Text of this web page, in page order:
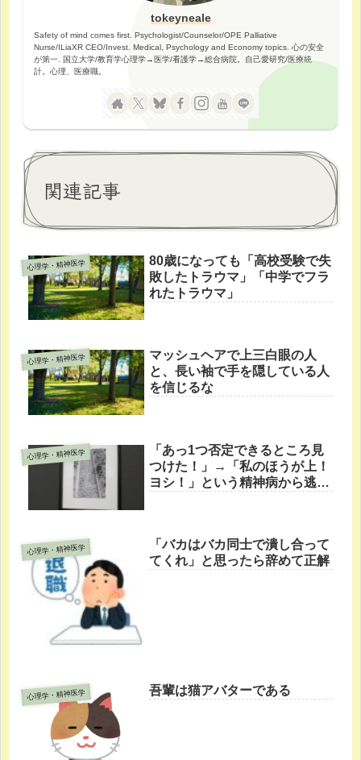
tokeyneale
Safety of mind comes first. Psychologist/Counselor/OPE Palliative
Nurse/ILiaXR CEO/Invest. Medical, Psychology and Economy topics. 心の安全
が第一. 国立大学/教育学心理学→医学/看護学→総合病院。自己愛研究/医療統
計。心理、医療職。
関連記事
心理学・精神医学
80歳になっても「高校受験で失
敗したトラウマ」「中学でフラ
れたトラウマ」
心理学・精神医学
マッシュヘアで上三白眼の人
と、長い袖で手を隠している人
を信じるな
心理学・精神医学
「あっ1つ否定できるところ見
つけた！」→「私のほうが上！
ヨシ！」という精神病から逃げ
心理学・精神医学
「バカはバカ同士で潰し合って
てくれ」と思ったら辞めて正解
心理学・精神医学 吾輩は猫アバターである